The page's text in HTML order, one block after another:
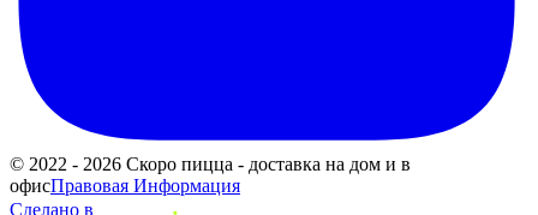
© 2022 - 2026 Скоро пицца - доставка на дом и в
офисПравовая Информация
Сделано в